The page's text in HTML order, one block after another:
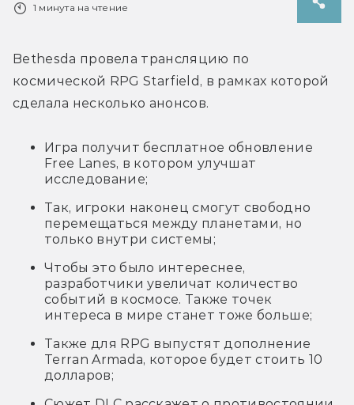
1 минута на чтение
Bethesda провела трансляцию по
космической RPG Starfield, в рамках которой
сделала несколько анонсов.
Игра получит бесплатное обновление
Free Lanes, в котором улучшат
исследование;
Так, игроки наконец смогут свободно
перемещаться между планетами, но
только внутри системы;
Чтобы это было интереснее,
разработчики увеличат количество
событий в космосе. Также точек
интереса в мире станет тоже больше;
Также для RPG выпустят дополнение
Terran Armada, которое будет стоить 10
долларов;